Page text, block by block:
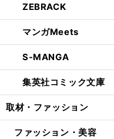
ZEBRACK
マンガMeets
S-MANGA
集英社コミック文庫
取材・ファッション
ファッション・美容